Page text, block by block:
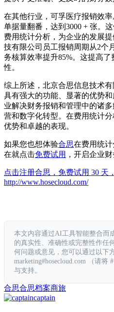
在其他行业，可孚医疗报销效
单据量翻番，达到3000 + 张。
费用统计分析，为企业的发展
技有限公司员工报销周期从2个
务核算效率提升85%。这提高
性。
综上所述，北京合思信息技术
具有强大的功能、显著的优势
业解决财务报销和管理中的诸
营和数字化转型。在费用统计
优势和卓越的表现。
如果您也想体验合思在费用统
在就点击免费试用 ，开启企业
点击注册合思，免费试用 30 天
http://www.hosecloud.com/
本文内容通过AI工具智能整合而
的真实性、准确性或完整性作任
何问题或意见，您可以通过以下
marketing#hosecloud.com （请
与支持。
合思合思档案商旅
captain